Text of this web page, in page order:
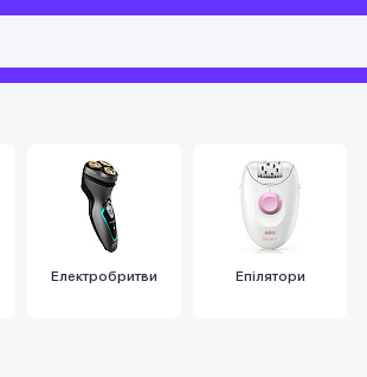
Електробритви Епілятори